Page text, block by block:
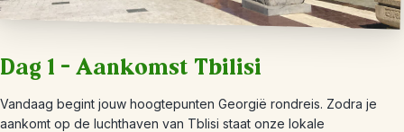
Dag 1 – Aankomst Tbilisi
Vandaag begint jouw hoogtepunten Georgië rondreis. Zodra je
aankomt op de luchthaven van Tblisi staat onze lokale